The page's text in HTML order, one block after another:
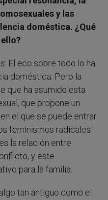
y las
doméstica. ¿Qué
El eco sobre todo lo ha
doméstica. Pero la
que ha asumido esta
que propone un
el que se puede entrar
feminismos radicales
la relación entre
y este
para la familia.
tan antiguo como el